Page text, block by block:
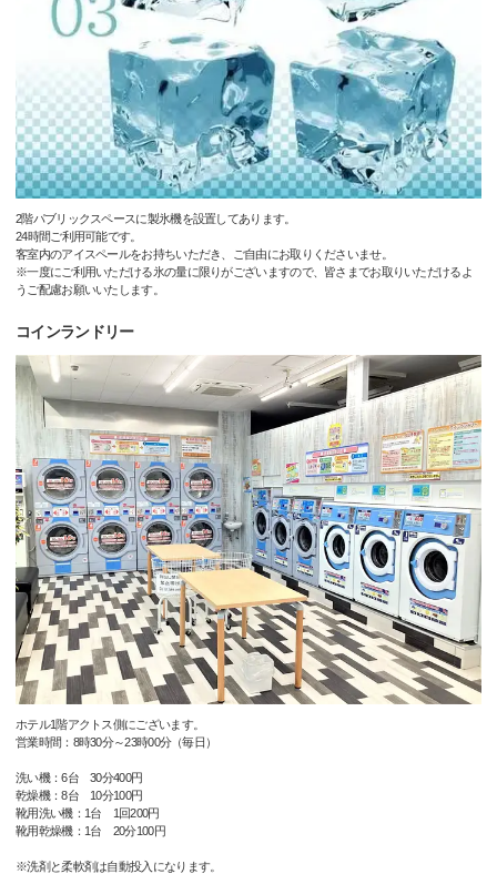
2階パブリックスペースに製氷機を設置してあります。
24時間ご利用可能です。
客室内のアイスペールをお持ちいただき、ご自由にお取りくださいませ。
※一度にご利用いただける氷の量に限りがございますので、皆さまでお取りいただけるよ
うご配慮お願いいたします。
コインランドリー
ホテル1階アクトス側にございます。
営業時間：8時30分～23時00分（毎日）
洗い機：6台 30分400円
乾燥機：8台 10分100円
靴用洗い機：1台 1回200円
靴用乾燥機：1台 20分100円
※洗剤と柔軟剤は自動投入になります。